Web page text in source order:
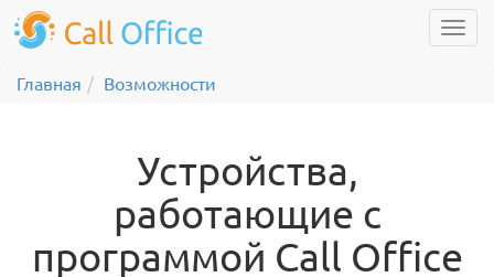
Главная Возможности
Устройства,
работающие с
программой Call Office